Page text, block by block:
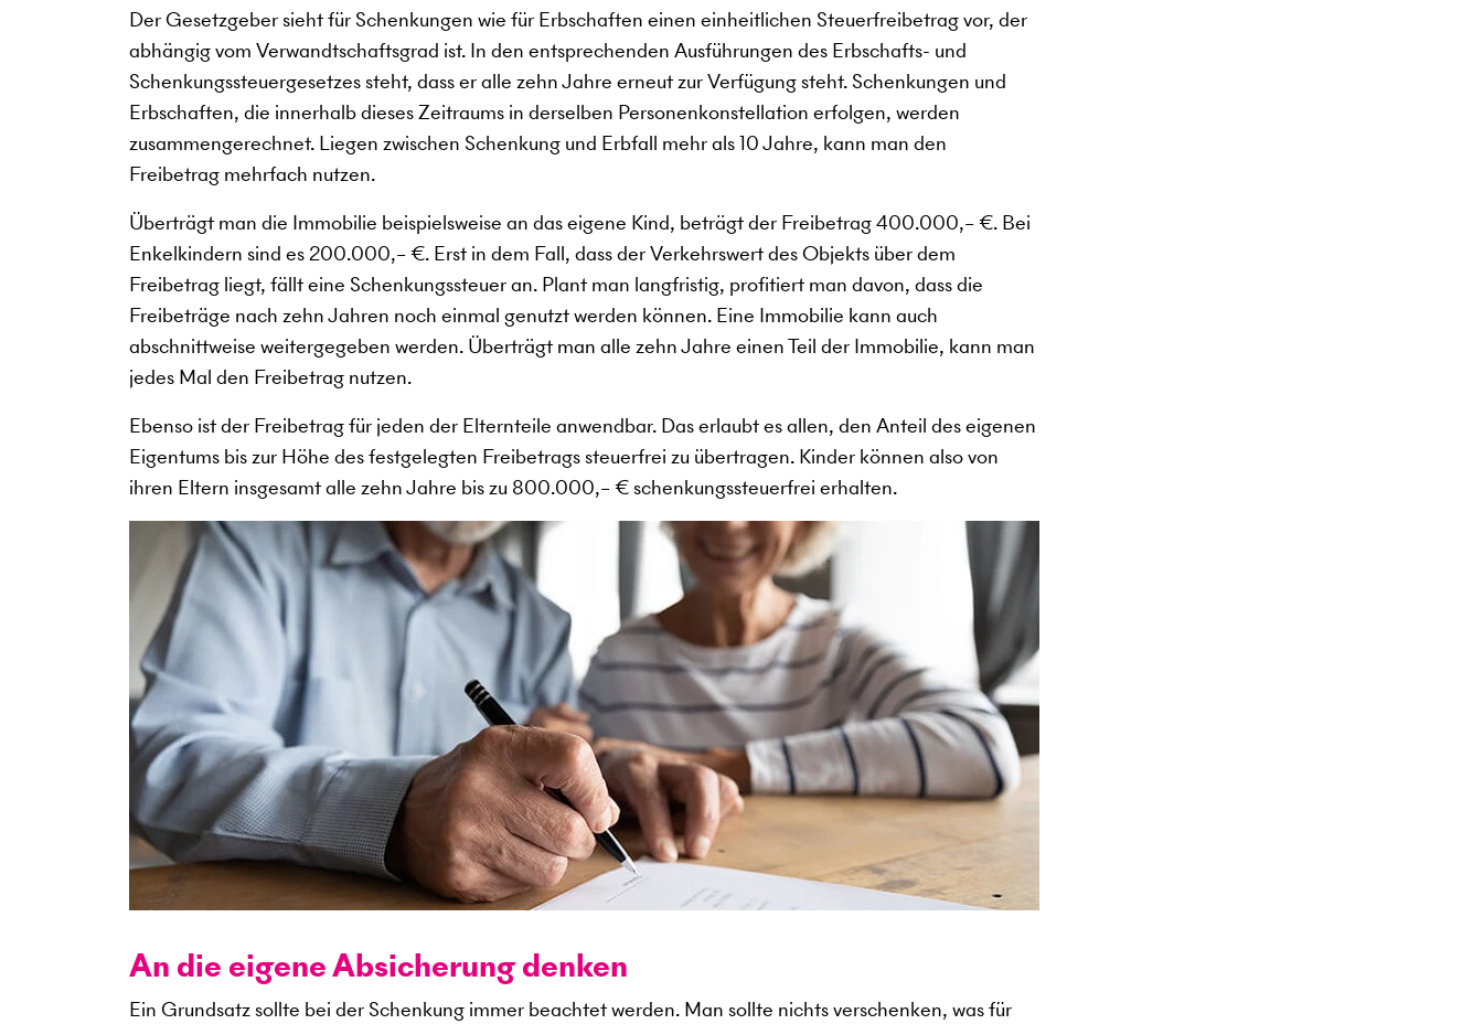
Der Gesetzgeber sieht für Schenkungen wie für Erbschaften einen einheitlichen Steuerfreibetrag vor, der
abhängig vom Verwandtschaftsgrad ist. In den entsprechenden Ausführungen des Erbschafts- und
Schenkungssteuergesetzes steht, dass er alle zehn Jahre erneut zur Verfügung steht. Schenkungen und
Erbschaften, die innerhalb dieses Zeitraums in derselben Personenkonstellation erfolgen, werden
zusammengerechnet. Liegen zwischen Schenkung und Erbfall mehr als 10 Jahre, kann man den
Freibetrag mehrfach nutzen.
Überträgt man die Immobilie beispielsweise an das eigene Kind, beträgt der Freibetrag 400.000,– €. Bei
Enkelkindern sind es 200.000,– €. Erst in dem Fall, dass der Verkehrswert des Objekts über dem
Freibetrag liegt, fällt eine Schenkungssteuer an. Plant man langfristig, profitiert man davon, dass die
Freibeträge nach zehn Jahren noch einmal genutzt werden können. Eine Immobilie kann auch
abschnittweise weitergegeben werden. Überträgt man alle zehn Jahre einen Teil der Immobilie, kann man
jedes Mal den Freibetrag nutzen.
Ebenso ist der Freibetrag für jeden der Elternteile anwendbar. Das erlaubt es allen, den Anteil des eigenen
Eigentums bis zur Höhe des festgelegten Freibetrags steuerfrei zu übertragen. Kinder können also von
ihren Eltern insgesamt alle zehn Jahre bis zu 800.000,– € schenkungssteuerfrei erhalten.
An die eigene Absicherung denken
Ein Grundsatz sollte bei der Schenkung immer beachtet werden. Man sollte nichts verschenken, was für